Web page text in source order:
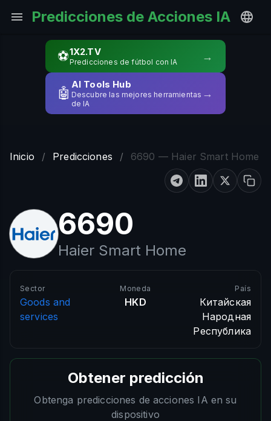
Predicciones de Acciones IA
⚽1X2.TV
Predicciones de fútbol con IA →
🤖
AI Tools Hub
Descubre las mejores herramientas
de IA
→
Inicio / Predicciones / 6690 — Haier Smart Home
6690
Haier Smart Home
Sector
Goods and
services
Moneda
HKD
País
Китайская
Народная
Республика
Obtener predicción
Obtenga predicciones de acciones IA en su
dispositivo